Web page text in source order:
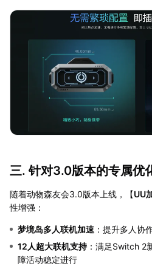
三. 针对3.0版本的专属优
随着动物森友会3.0版本上线，【UU
性增强：
梦境岛多人联机加速 ：提升多人协
12人超大联机支持：满足Switch 2
障活动稳定进行